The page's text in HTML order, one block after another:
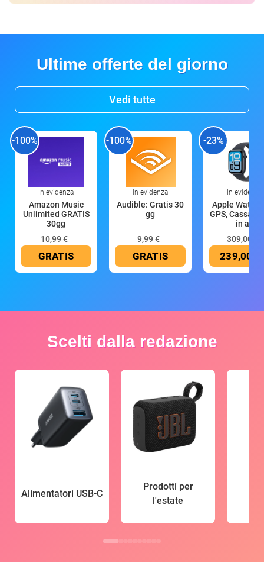
Ultime offerte del giorno
Vedi tutte
-100%
In evidenza
Amazon Music
Unlimited GRATIS
30gg
10,99 €
GRATIS
-100%
In evidenza
Audible: Gratis 30
gg
9,99 €
GRATIS
-23%
In evidenza
Apple Watch
GPS, Cassa
in all
309,00 €
239,00 €
Scelti dalla redazione
Alimentatori USB-C
Prodotti per
l'estate